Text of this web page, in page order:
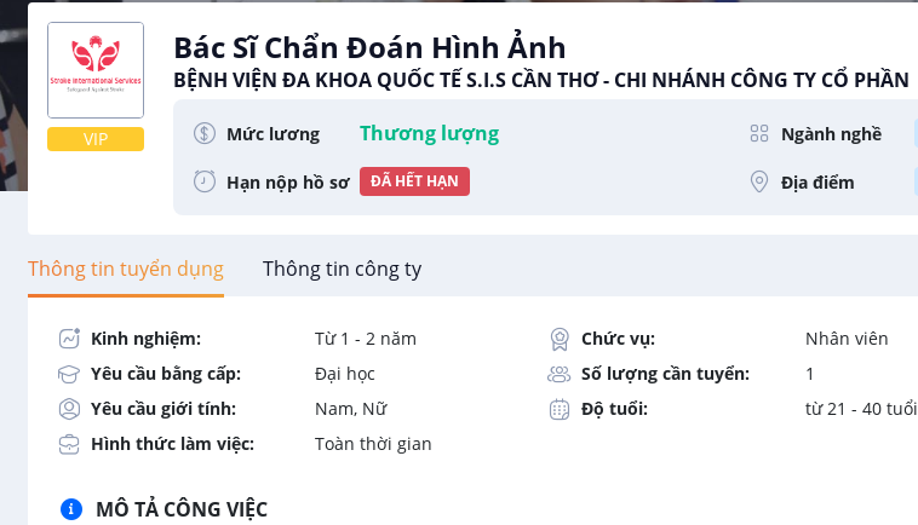
VIP
Bác Sĩ Chẩn Đoán Hình Ảnh
BỆNH VIỆN ĐA KHOA QUỐC TẾ S.I.S CẦN THƠ - CHI NHÁNH CÔNG TY CỔ PHẦN
Mức lương Thương lượng Ngành nghề
Hạn nộp hồ sơ ĐÃ HẾT HẠN Địa điểm
Thông tin tuyển dụng Thông tin công ty
Kinh nghiệm: Từ 1 - 2 năm Chức vụ:
Nhân viên
Yêu cầu bằng cấp:
Đại học Số lượng cần tuyển:
1
Yêu cầu giới tính:
Nam, Nữ Độ tuổi:
từ 21 - 40 tuổi
Hình thức làm việc:
Toàn thời gian
MÔ TẢ CÔNG VIỆC